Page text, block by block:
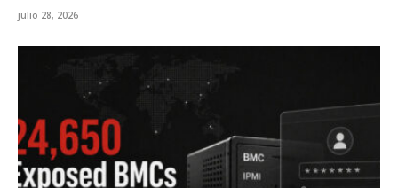
julio 28, 2026